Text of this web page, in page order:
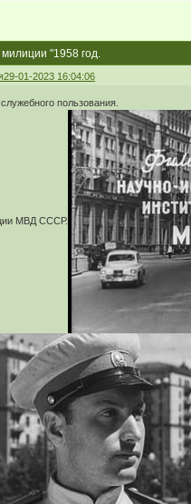
"1958 год.
29-01-2023 16:04:06
пользования.
МВД СССР.